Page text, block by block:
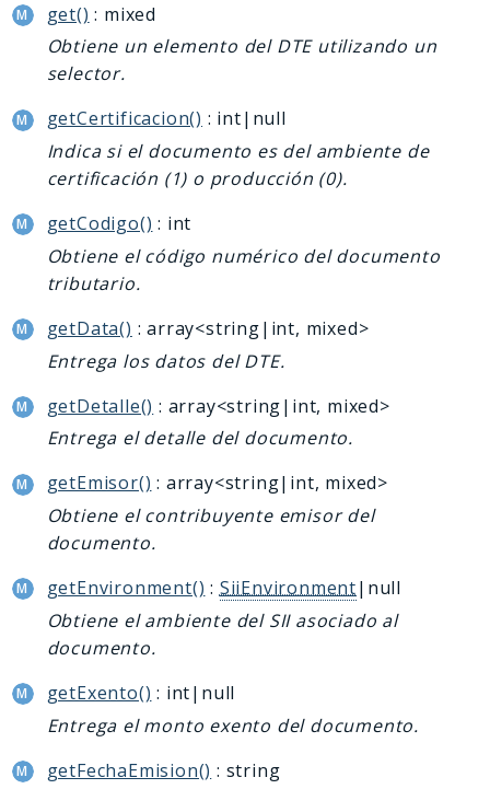
get() : mixed
Obtiene un elemento del DTE utilizando un
selector.
getCertificacion() : int|null
Indica si el documento es del ambiente de
certificación (1) o producción (0).
getCodigo() : int
Obtiene el código numérico del documento
tributario.
getData() : array<string|int, mixed>
Entrega los datos del DTE.
getDetalle() : array<string|int, mixed>
Entrega el detalle del documento.
getEmisor() : array<string|int, mixed>
Obtiene el contribuyente emisor del
documento.
getEnvironment() : SiiEnvironment|null
Obtiene el ambiente del SII asociado al
documento.
getExento() : int|null
Entrega el monto exento del documento.
getFechaEmision() : string